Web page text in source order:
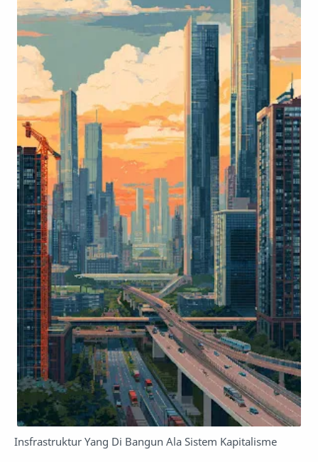
Insfrastruktur Yang Di Bangun Ala Sistem Kapitalisme